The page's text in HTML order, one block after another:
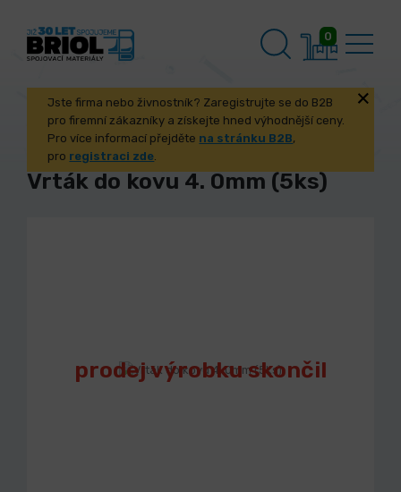
0
Jste firma nebo živnostník? Zaregistrujte se do B2B
pro firemní zákazníky a získejte hned výhodnější ceny.
Pro více informací přejděte na stránku B2B,
pro registraci zde.
Vrták do kovu 4. 0mm (5ks)
prodej výrobku skončil